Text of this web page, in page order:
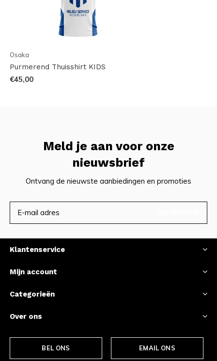
Osaka
Purmerend Thuisshirt KIDS
€45,00
Meld je aan voor onze
nieuwsbrief
Ontvang de nieuwste aanbiedingen en promoties
Klantenservice
Mijn account
Categorieën
Over ons
BEL ONS EMAIL ONS